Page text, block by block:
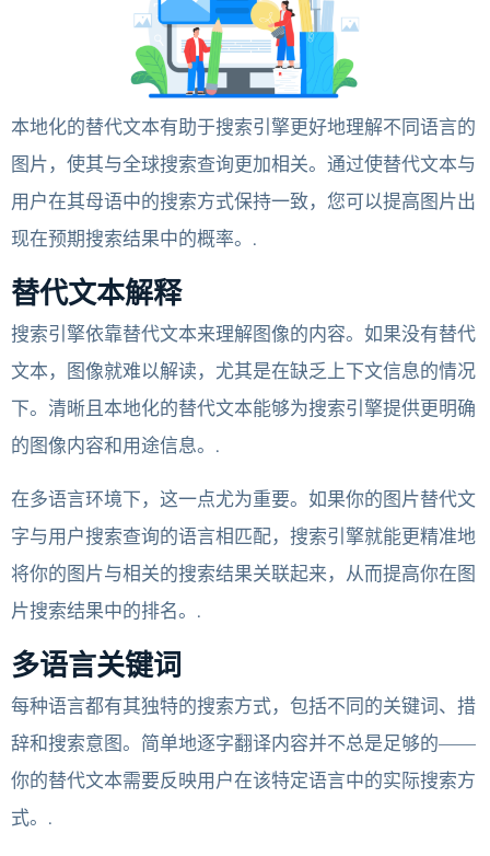
本地化的替代文本有助于搜索引擎更好地理解不同语言的
图片，使其与全球搜索查询更加相关。通过使替代文本与
用户在其母语中的搜索方式保持一致，您可以提高图片出
现在预期搜索结果中的概率。.
替代文本解释
搜索引擎依靠替代文本来理解图像的内容。如果没有替代
文本，图像就难以解读，尤其是在缺乏上下文信息的情况
下。清晰且本地化的替代文本能够为搜索引擎提供更明确
的图像内容和用途信息。.
在多语言环境下，这一点尤为重要。如果你的图片替代文
字与用户搜索查询的语言相匹配，搜索引擎就能更精准地
将你的图片与相关的搜索结果关联起来，从而提高你在图
片搜索结果中的排名。.
多语言关键词
每种语言都有其独特的搜索方式，包括不同的关键词、措
辞和搜索意图。简单地逐字翻译内容并不总是足够的——
你的替代文本需要反映用户在该特定语言中的实际搜索方
式。.